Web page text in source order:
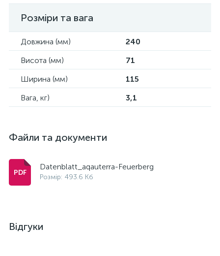
Розміри та вага
Довжина (мм)
240
Висота (мм)
71
Ширина (мм)
115
Вага, кг)
3,1
Файли та документи
Datenblatt_aqauterra-Feuerberg
Розмір: 493.6 Кб
Відгуки